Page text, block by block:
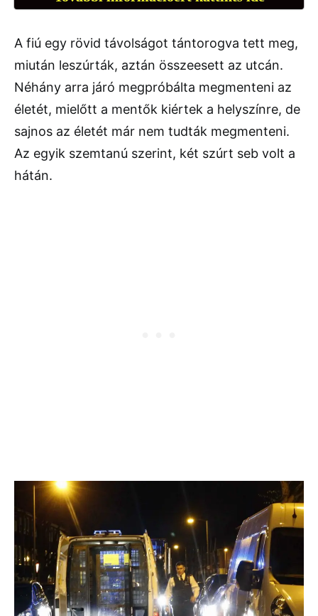
A fiú egy rövid távolságot tántorogva tett meg,
miután leszúrták, aztán összeesett az utcán.
Néhány arra járó megpróbálta megmenteni az
életét, mielőtt a mentők kiértek a helyszínre, de
sajnos az életét már nem tudták megmenteni.
Az egyik szemtanú szerint, két szúrt seb volt a
hátán.